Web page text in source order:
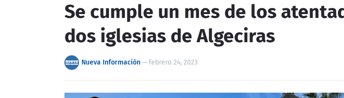
Se cumple un mes de los
dos iglesias de Algeciras
Nueva Información—febrero 24, 2023